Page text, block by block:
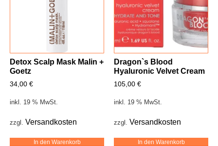
Detox Scalp Mask Malin +
Goetz
34,00 €
inkl. 19 % MwSt.
zzgl. Versandkosten
In den Warenkorb
Dragon`s Blood
Hyaluronic Velvet Cream
105,00 €
inkl. 19 % MwSt.
zzgl. Versandkosten
In den Warenkorb